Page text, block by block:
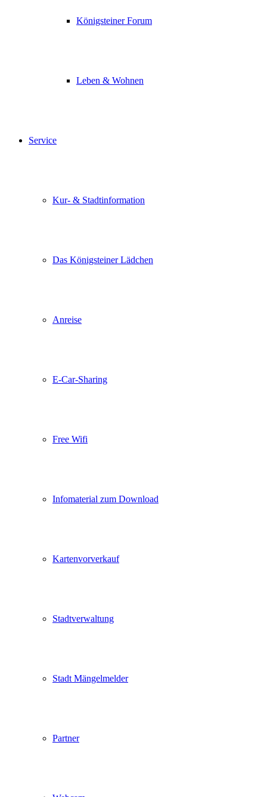
Königsteiner Forum
Leben & Wohnen
Service
Kur- & Stadtinformation
Das Königsteiner Lädchen
Anreise
E-Car-Sharing
Free Wifi
Infomaterial zum Download
Kartenvorverkauf
Stadtverwaltung
Stadt Mängelmelder
Partner